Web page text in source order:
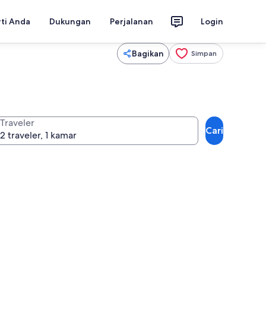
Anda Dukungan Perjalanan Login
Bagikan Simpan
Traveler
Cari